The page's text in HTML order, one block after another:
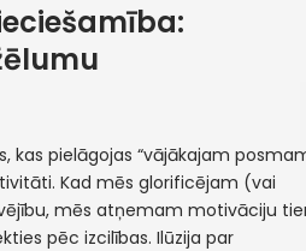
kas pielāgojas “vājākajam
Kad mēs glorificējam (vai
mēs atņemam motivāciju
pēc izcilības. Ilūzija par